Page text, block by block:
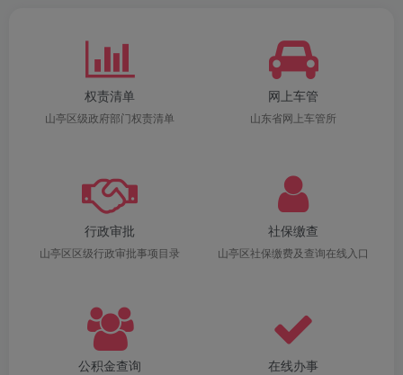
权责清单
山亭区级政府部门权责清单
网上车管
山东省网上车管所
行政审批
山亭区区级行政审批事项目录
社保缴查
山亭区社保缴费及查询在线入口
公积金查询 在线办事